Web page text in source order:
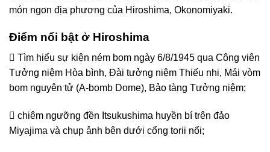
món ngon địa phương của Hiroshima, Okonomiyaki.
Điểm nổi bật ở Hiroshima
 Tìm hiểu sự kiện ném bom ngày 6/8/1945 qua Công viên
Tưởng niệm Hòa bình, Đài tưởng niệm Thiếu nhi, Mái vòm
bom nguyên tử (A-bomb Dome), Bảo tàng Tưởng niệm;
 chiêm ngưỡng đền Itsukushima huyền bí trên đảo
Miyajima và chụp ảnh bên dưới cổng torii nổi;